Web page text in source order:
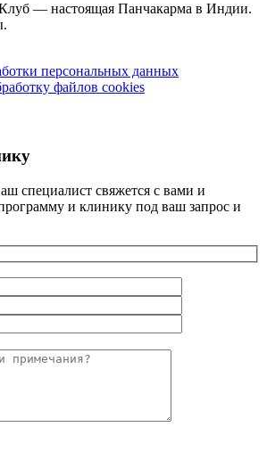
— настоящая Панчакарма в Индии.
персональных данных
файлов cookies
специалист свяжется с вами и
и клинику под ваш запрос и